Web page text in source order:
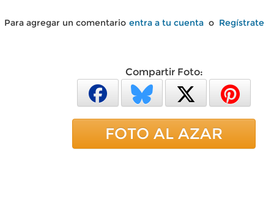
Para agregar un comentario entra a tu cuenta o Regístrate
Compartir Foto:
FOTO AL AZAR